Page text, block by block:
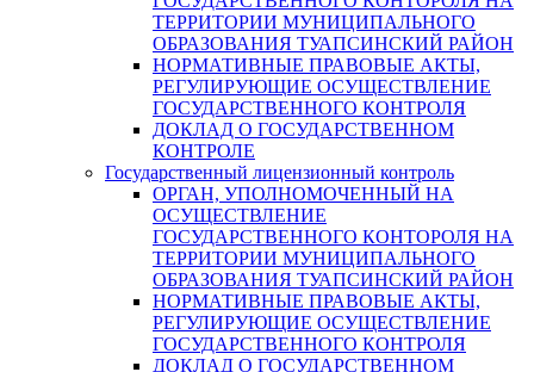
ТЕРРИТОРИИ МУНИЦИПАЛЬНОГО
ОБРАЗОВАНИЯ ТУАПСИНСКИЙ РАЙОН
НОРМАТИВНЫЕ ПРАВОВЫЕ АКТЫ,
РЕГУЛИРУЮЩИЕ ОСУЩЕСТВЛЕНИЕ
ГОСУДАРСТВЕННОГО КОНТРОЛЯ
ДОКЛАД О ГОСУДАРСТВЕННОМ
КОНТРОЛЕ
Государственный лицензионный контроль
ОРГАН, УПОЛНОМОЧЕННЫЙ НА
ОСУЩЕСТВЛЕНИЕ
ГОСУДАРСТВЕННОГО КОНТОРОЛЯ НА
ТЕРРИТОРИИ МУНИЦИПАЛЬНОГО
ОБРАЗОВАНИЯ ТУАПСИНСКИЙ РАЙОН
НОРМАТИВНЫЕ ПРАВОВЫЕ АКТЫ,
РЕГУЛИРУЮЩИЕ ОСУЩЕСТВЛЕНИЕ
ГОСУДАРСТВЕННОГО КОНТРОЛЯ
ДОКЛАД О ГОСУДАРСТВЕННОМ